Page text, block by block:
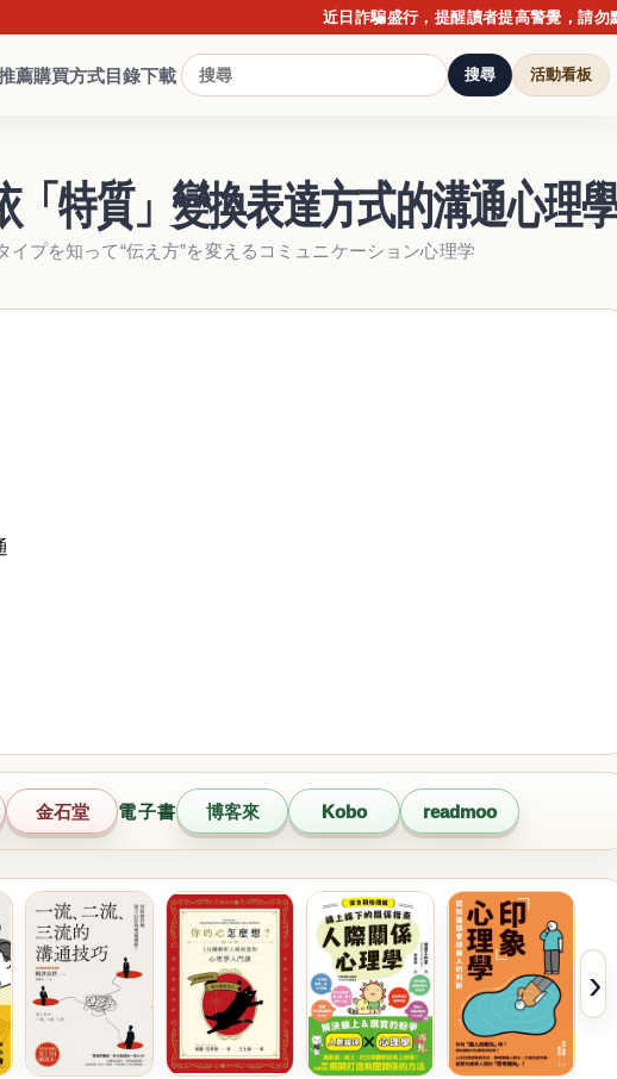
近日詐騙盛行，提醒讀者提高警覺，請勿點擊不
薦購買方式目錄下載 搜尋 活動看板
「特質」變換表達方式的溝通心理
プを知って“伝え方”を変えるコミュニケーション心理学
金石堂 電子書 博客來 Kobo readmoo
›